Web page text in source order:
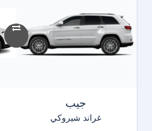
جيب
غراند شيروكي